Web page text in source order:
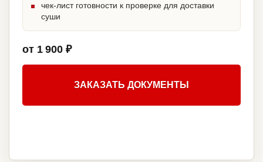
чек-лист готовности к проверке для доставки
суши
от 1 900 ₽
ЗАКАЗАТЬ ДОКУМЕНТЫ